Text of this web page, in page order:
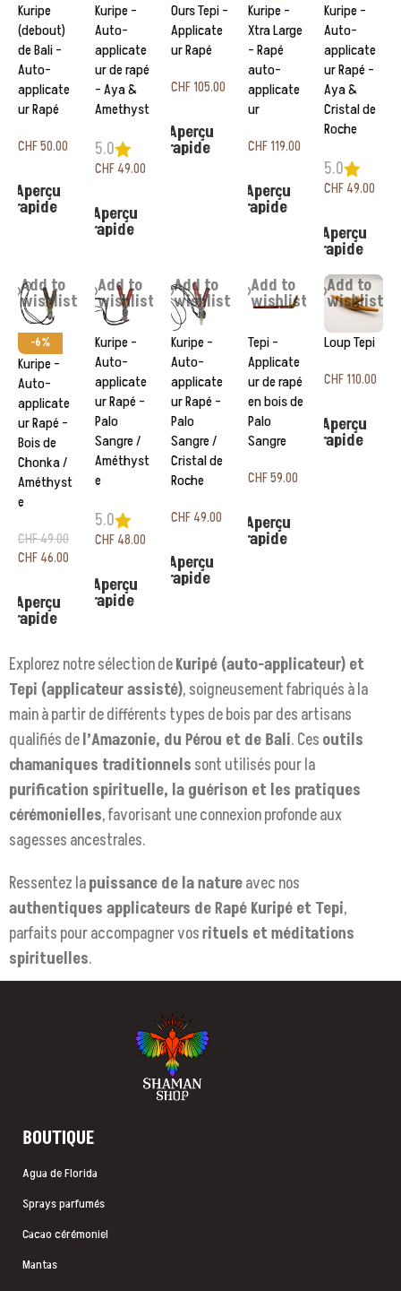
Kuripe
(debout)
de Bali –
Auto-
applicate
ur Rapé
CHF50.00
Aperçu
rapide
Kuripe –
Auto-
applicate
ur de rapé
– Aya &
Amethyst
5.0
CHF49.00
Aperçu
rapide
Ours Tepi –
Applicate
ur Rapé
CHF105.00
Aperçu
rapide
Kuripe –
Xtra Large
– Rapé
auto-
applicate
ur
CHF119.00
Aperçu
rapide
Kuripe –
Auto-
applicate
ur Rapé –
Aya &
Cristal de
Roche
5.0
CHF49.00
Aperçu
rapide
-6%
Add to
wishlist
Kuripe –
Auto-
applicate
ur Rapé –
Bois de
Chonka /
Améthyst
e
CHF49.00
CHF46.00
Aperçu
rapide
Add to
wishlist
Kuripe –
Auto-
applicate
ur Rapé –
Palo
Sangre /
Améthyst
e
5.0
CHF48.00
Aperçu
rapide
Add to
wishlist
Kuripe –
Auto-
applicate
ur Rapé –
Palo
Sangre /
Cristal de
Roche
CHF49.00
Aperçu
rapide
Add to
wishlist
Tepi –
Applicate
ur de rapé
en bois de
Palo
Sangre
CHF59.00
Aperçu
rapide
Add to
wishlist
Loup Tepi
CHF110.00
Aperçu
rapide
Explorez notre sélection deKuripé (auto-applicateur) et
Tepi (applicateur assisté), soigneusement fabriqués à la
main à partir de différents types de bois par des artisans
qualifiés del’Amazonie, du Pérou et de Bali. Ces outils
chamaniques traditionnels sont utilisés pour la
purification spirituelle, la guérison et les pratiques
cérémonielles, favorisant une connexion profonde aux
sagesses ancestrales.
Ressentez lapuissance de la natureavec nos
authentiques applicateurs de Rapé Kuripé et Tepi,
parfaits pour accompagner vosrituels et méditations
spirituelles.
BOUTIQUE
Agua de Florida
Sprays parfumés
Cacao cérémoniel
Mantas